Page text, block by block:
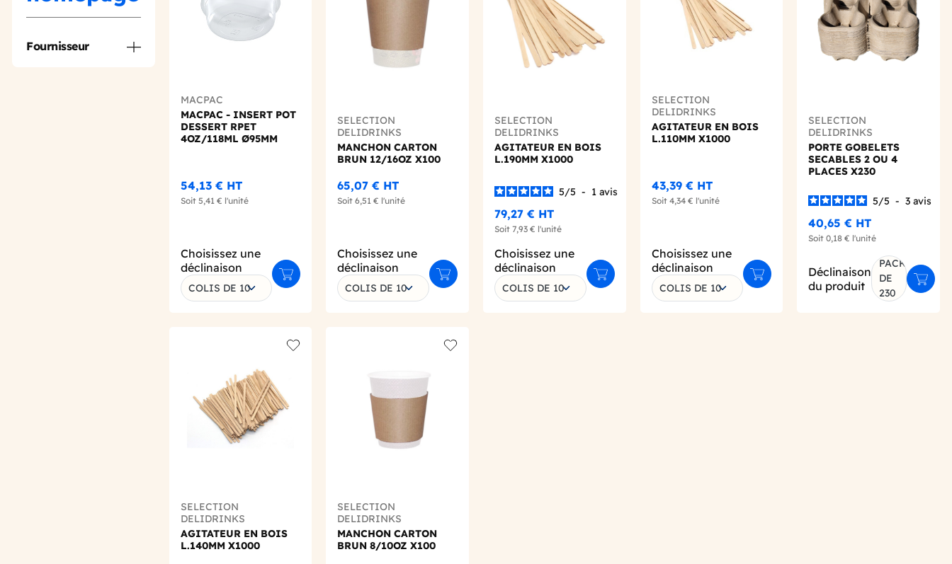
Fournisseur
MACPAC
MACPAC - INSERT POT
DESSERT RPET
4OZ/118ML Ø95MM
54,13 € HT
Soit 5,41 € l'unité
Choisissez une
déclinaison
COLIS DE 10
Ajouter au panier
SELECTION
DELIDRINKS
MANCHON CARTON
BRUN 12/16OZ X100
65,07 € HT
Soit6,51 € l'unité
Choisissez une
déclinaison
COLIS DE 10
Ajouter au panier
SELECTION
DELIDRINKS
AGITATEUR EN BOIS
L.190MM X1000
5/5 - 1 avis
79,27 € HT
Soit 7,93 € l'unité
Choisissez une
déclinaison
COLIS DE 10
Ajouter au panier
SELECTION
DELIDRINKS
AGITATEUR EN BOIS
L.110MM X1000
43,39 € HT
Soit 4,34 € l'unité
Choisissez une
déclinaison
COLIS DE 10
Ajouter au panier
SELECTION
DELIDRINKS
PORTE GOBELETS
SECABLES 2 OU 4
PLACES X230
5/5 - 3avis
40,65 € HT
Soit0,18 € l'unité
Déclinaison
du produit
PACK
DE
230
SELECTION
DELIDRINKS
AGITATEUR EN BOIS
L.140MM X1000
SELECTION
DELIDRINKS
MANCHON CARTON
BRUN 8/10OZ X100